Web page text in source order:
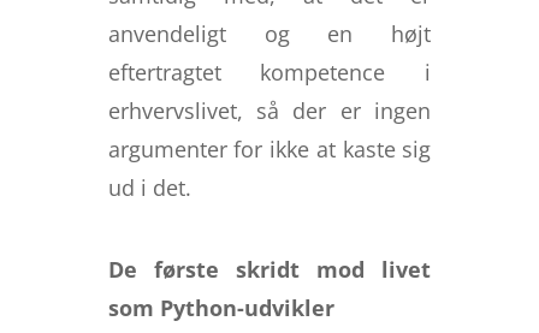
anvendeligt og en højt
eftertragtet kompetence i
erhvervslivet, så der er ingen
argumenter for ikke at kaste sig
ud i det.
De første skridt mod livet
som Python-udvikler